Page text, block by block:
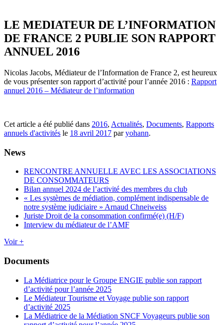
LE MEDIATEUR DE L’INFORMATION
DE FRANCE 2 PUBLIE SON RAPPORT
ANNUEL 2016
Nicolas Jacobs, Médiateur de l’Information de France 2, est heureux
de vous présenter son rapport d’activité pour l’année 2016 : Rapport
annuel 2016 – Médiateur de l’information
Cet article a été publié dans 2016, Actualités, Documents, Rapports
annuels d'activités le 18 avril 2017 paryohann.
News
RENCONTRE ANNUELLE AVEC LES ASSOCIATIONS
DE CONSOMMATEURS
Bilan annuel 2024 de l’activité des membres du club
« Les systèmes de médiation, complément indispensable de
notre système judiciaire » Arnaud Chneiweiss
Juriste Droit de la consommation confirmé(e) (H/F)
Interview du médiateur de l’AMF
Voir +
Documents
La Médiatrice pour le Groupe ENGIE publie son rapport
d’activité pour l’année 2025
Le Médiateur Tourisme et Voyage publie son rapport
d’activité 2025
La Médiatrice de la Médiation SNCF Voyageurs publie son